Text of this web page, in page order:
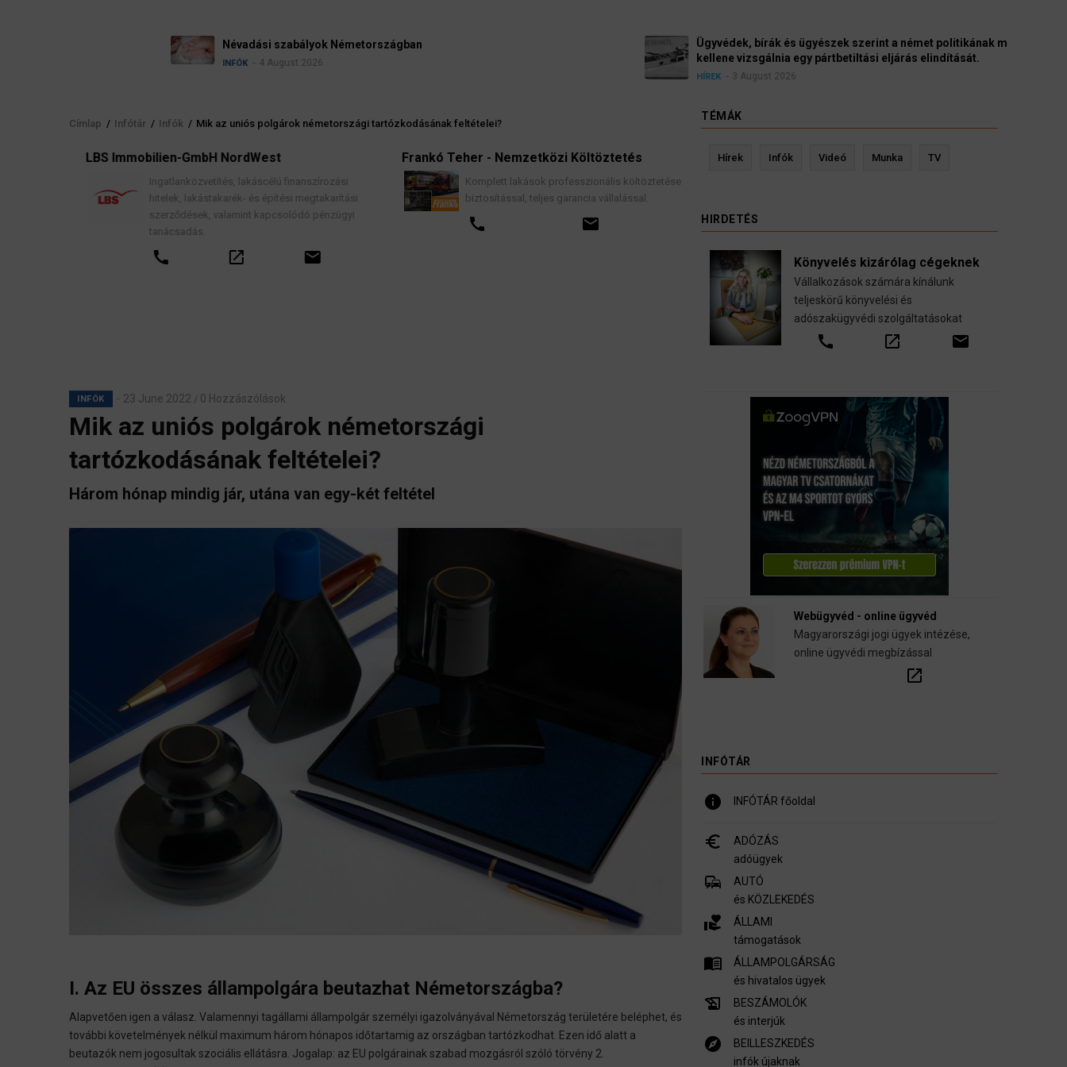
Névadási szabályok Németországban
4 August 2026
Ügyvédek, bírák és ügyészek szerint a német politikának mielőbb meg
kellene vizsgálnia egy pártbetiltási eljárás elindítását.
3 August 2026
Morzsa
Címlap / Infótár / Infók / Mik az uniós polgárok németországi tartózkodásának feltételei?
LBS Immobilien-GmbH NordWest
Ingatlanközvetítés, lakáscélú finanszírozási
hitelek, lakástakarék- és építési megtakarítási
szerződések, valamint kapcsolódó pénzügyi
tanácsadás.
email
Frankó Teher - Nemzetközi Költöztetés
Komplett lakások professzionális költöztetése
biztosítással, teljes garancia vállalással.
email
Kevin Ressler biztosítási szakértő
INFÓK 23 June 2022 / 0 Hozzászólások
Mik az uniós polgárok németországi
tartózkodásának feltételei?
Három hónap mindig jár, utána van egy-két feltétel
I. Az EU összes állampolgára beutazhat Németországba?
Alapvetően igen a válasz. Valamennyi tagállami állampolgár személyi igazolványával Németország területére beléphet, és
további követelmények nélkül maximum három hónapos időtartamig az országban tartózkodhat. Ezen idő alatt a
beutazók nem jogosultak szociális ellátásra. Jogalap: az EU polgárainak szabad mozgásról szóló törvény 2.
TÉMÁK
Hírek Infók Videó Munka TV
HIRDETÉS
Könyvelés kizárólag cégeknek
Vállalkozások számára kínálunk
teljeskörű könyvelési és
adószakügyvédi szolgáltatásokat
call open_in_new email
Webügyvéd - online ügyvéd
Magyarországi jogi ügyek intézése,
online ügyvédi megbízással
open_in_new
INFÓTÁR
info INFÓTÁR főoldal
euro_symbol
ADÓZÁS
adóügyek
commute
AUTÓ
és KÖZLEKEDÉS
volunteer_activism
ÁLLAMI
támogatások
menu_book
ÁLLAMPOLGÁRSÁG
és hivatalos ügyek
history_edu
BESZÁMOLÓK
és interjúk
explore
BEILLESZKEDÉS
infók újaknak